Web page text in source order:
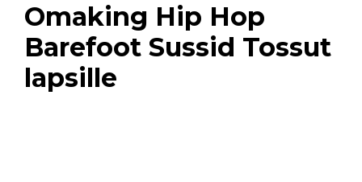
Omaking Hip Hop
Barefoot Sussid Tossut
lapsille